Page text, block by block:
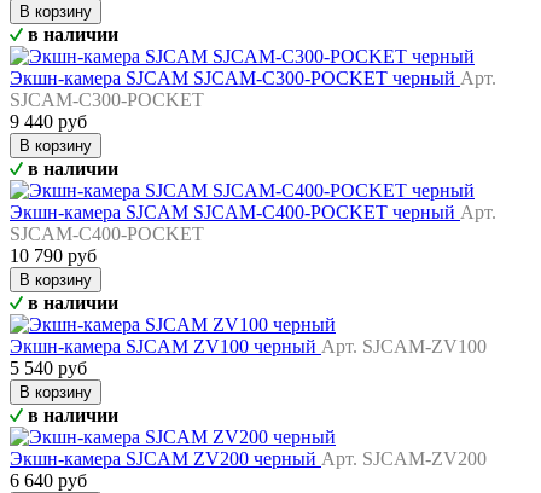
В корзину
в наличии
Экшн-камера SJCAM SJCAM-С300-POCKET черный Арт.
SJCAM-C300-POCKET
9 440 руб
В корзину
в наличии
Экшн-камера SJCAM SJCAM-С400-POCKET черный Арт.
SJCAM-C400-POCKET
10 790 руб
В корзину
в наличии
Экшн-камера SJCAM ZV100 черный Арт. SJCAM-ZV100
5 540 руб
В корзину
в наличии
Экшн-камера SJCAM ZV200 черный Арт. SJCAM-ZV200
6 640 руб